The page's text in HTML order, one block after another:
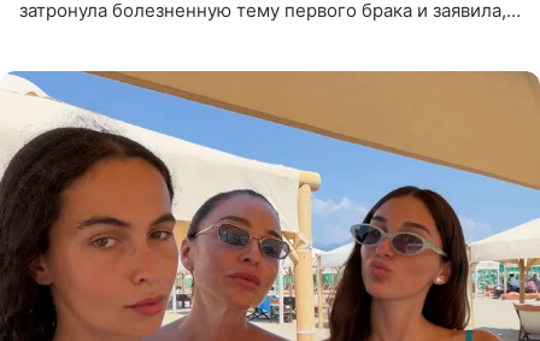
затронула болезненную тему первого брака и заявила,